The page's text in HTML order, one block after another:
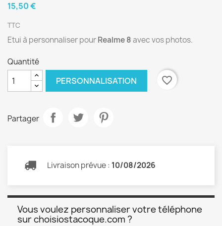
15,50 €
TTC
Etui à personnaliser pourRealme 8avec vos photos.
Quantité
PERSONNALISATION favorite_border
Partager
Livraison prévue : 10/08/2026
Vous voulez personnaliser votre téléphone
sur choisiostacoque.com ?